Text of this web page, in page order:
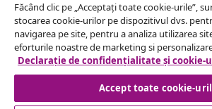
Serviciu clienți
Business
Făcând clic pe „Acceptați toate cookie-urile”,
stocarea cookie-urilor pe dispozitivul dvs.
navigarea pe site, pentru a analiza utilizarea
eforturile noastre de marketing si
Declarație de confidențialitate și cookie-
Accept toate cookie-